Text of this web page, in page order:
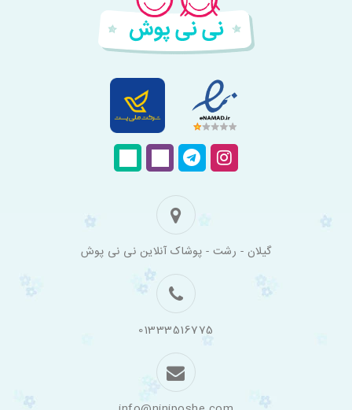
گیلان - رشت - پوشاک آنلاین نی نی پوش
01333516775